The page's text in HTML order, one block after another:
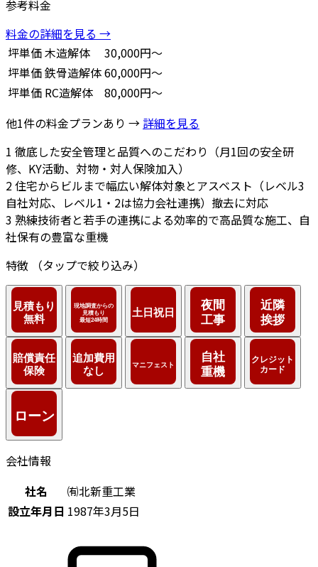
参考料金
料金の詳細を見る →
坪単価木造解体
30,000円～
坪単価鉄骨造解体60,000円～
坪単価 RC造解体
80,000円～
他1件の料金プランあり → 詳細を見る
1 徹底した安全管理と品質へのこだわり（月1回の安全研
修、KY活動、対物・対人保険加入）
2住宅からビルまで幅広い解体対象とアスベスト（レベル3
自社対応、レベル1・2は協力会社連携）撤去に対応
3 熟練技術者と若手の連携による効率的で高品質な施工、自
社保有の豊富な重機
特徴
（タップで絞り込み）
会社情報
社名
㈲北新重工業
設立年月日 1987年3月5日